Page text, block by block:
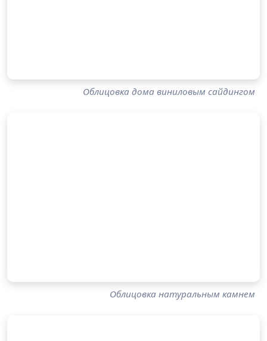
Облицовка дома виниловым сайдингом
Облицовка натуральным камнем